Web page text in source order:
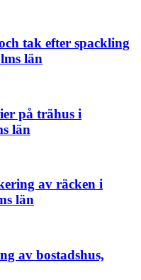
tak efter spackling
län
på trähus i
län
av räcken i
län
av bostadshus,